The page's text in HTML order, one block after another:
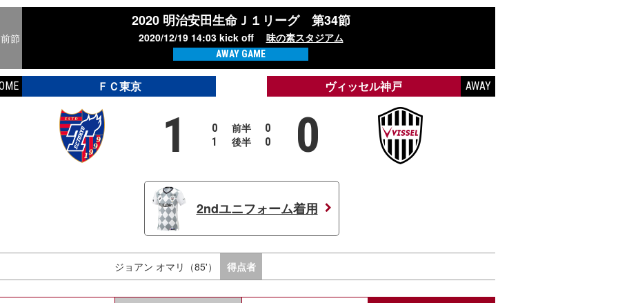
前節
2020 明治安田生命Ｊ１リーグ 第34節
2020/12/19 14:03 kick off 味の素スタジアム
AWAY GAME
ＦＣ東京 AWAY
ヴィッセル神戸
1 0 前半
0
1
後半 0 0
2ndユニフォーム着用
ジョアン オマリ（85'） 得点者